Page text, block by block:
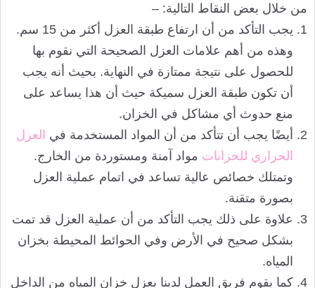
من خلال بعض النقاط التالية: –
يجب التأكد من أن ارتفاع طبقة العزل أكثر من 15 سم.
وهذه من أهم علامات العزل الصحيحة التي نقوم بها
للحصول على نتيجة ممتازة في النهاية. بحيث أنه يجب
أن تكون طبقة العزل سميكة حيث أن هذا يساعد على
منع حدوث أي مشاكل في الخزان.
أيضًا يجب أن تتأكد من أن المواد المستخدمة في العزل
الحراري للخزانات مواد آمنة ومستوردة من الخارج.
وتمتلك خصائص عالية تساعد في اتمام عملية العزل
بصورة متقنة.
علاوة على ذلك يجب التأكد من أن عملية العزل قد تمت
بشكل صحيح في الأرض وفي الحوائط المحيطة بخزان
المياه.
كما يقوم فريق العمل لدينا بعزل خزان المياه من الداخل